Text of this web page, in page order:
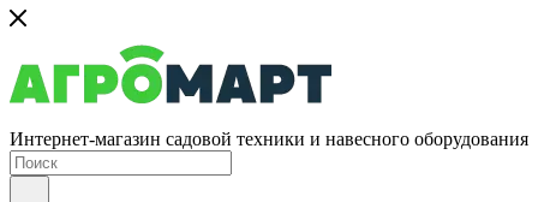
Интернет-магазин садовой техники и навесного оборудования